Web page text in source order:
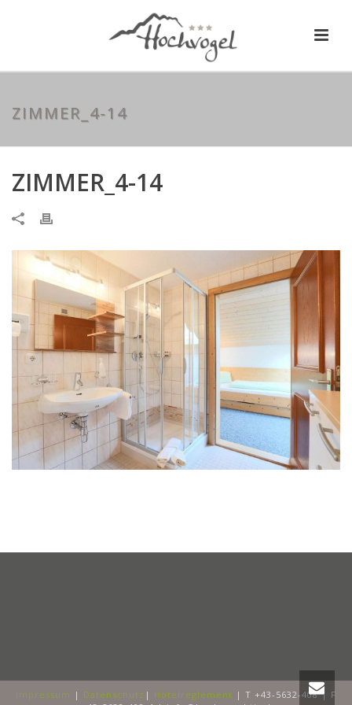
ZIMMER_4-14
ZIMMER_4-14
Impressum | Datenschutz | Hotelreglement | T +43-5632-408 | F